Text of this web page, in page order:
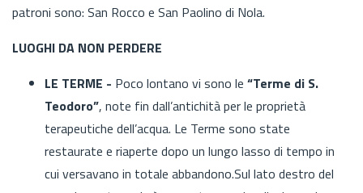
patroni sono: San Rocco e San Paolino di Nola.
LUOGHI DA NON PERDERE
LE TERME - Poco lontano vi sono le “Terme di S.
Teodoro”, note fin dall’antichità per le proprietà
terapeutiche dell’acqua. Le Terme sono state
restaurate e riaperte dopo un lungo lasso di tempo in
cui versavano in totale abbandono.Sul lato destro del